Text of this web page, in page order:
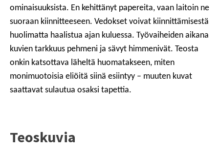
ominaisuuksista. En kehittänyt papereita, vaan laitoin ne
suoraan kiinnitteeseen. Vedokset voivat kiinnittämisestä
huolimatta haalistua ajan kuluessa. Työvaiheiden aikana
kuvien tarkkuus pehmeni ja sävyt himmenivät. Teosta
onkin katsottava läheltä huomatakseen, miten
monimuotoisia eliöitä siinä esiintyy – muuten kuvat
saattavat sulautua osaksi tapettia.
Teoskuvia